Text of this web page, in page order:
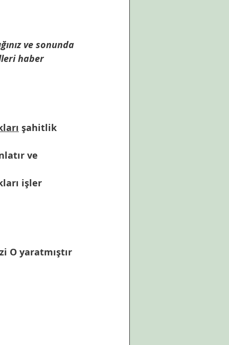
ve sonunda
haber
şahitlik
ve
işler
O yaratmıştır